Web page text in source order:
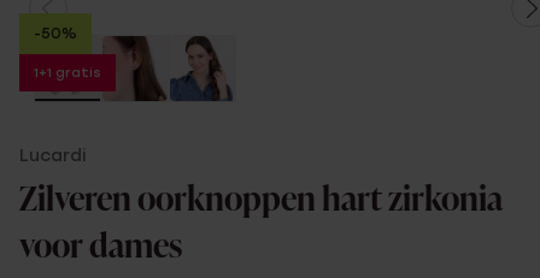
-50%
1+1 gratis
Lucardi
Zilveren oorknoppen hart zirkonia
voor dames